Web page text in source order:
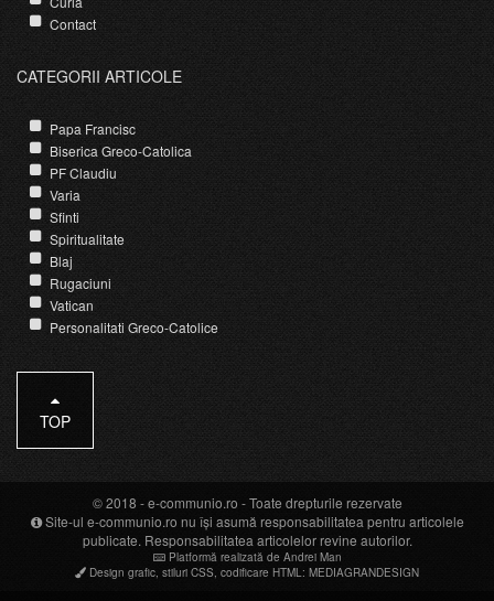
Contact
CATEGORII ARTICOLE
Papa Francisc
Biserica Greco-Catolica
PF Claudiu
Varia
Sfinti
Spiritualitate
Blaj
Rugaciuni
Vatican
Personalitati Greco-Catolice
TOP
© 2018 -e-communio.ro - Toate drepturile rezervate
Site-ul e-communio.ro nu își asumă responsabilitatea pentru articolele
publicate. Responsabilitatea articolelor revine autorilor.
Platformă realizată de Andrei Man
Design grafic stiluri CSS codificare HTML : MEDIAGRANDESIGN